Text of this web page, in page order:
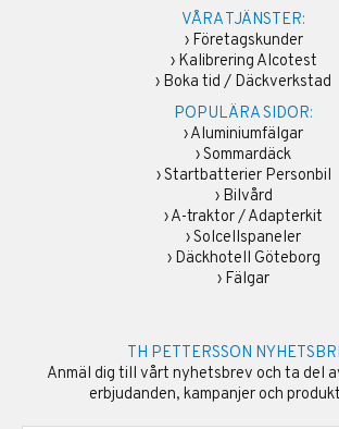
VÅRA TJÄNSTER:
› Företagskunder
› Kalibrering Alcotest
› Boka tid / Däckverkstad
POPULÄRA SIDOR:
›Aluminiumfälgar
›Sommardäck
›Startbatterier Personbil
› Bilvård
›A-traktor / Adapterkit
›Solcellspaneler
› Däckhotell Göteborg
› Fälgar
TH PETTERSSON
Anmäl dig till vårt nyhetsbrev och ta del
erbjudanden, kampanjer och